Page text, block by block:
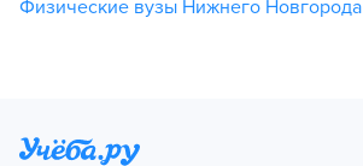
Физические вузы Нижнего Новгорода